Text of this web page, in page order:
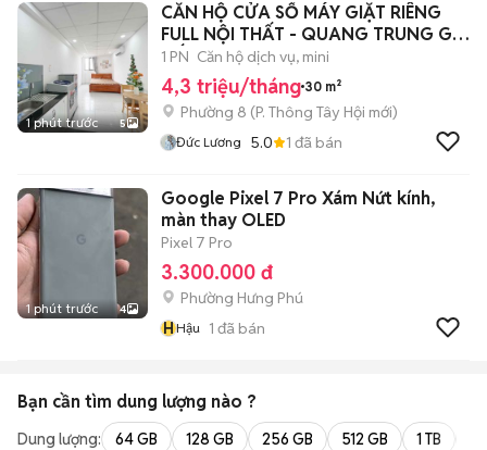
1 phút trước 5
CĂN HỘ CỬA SỔ MÁY GIẶT RIÊNG
FULL NỘI THẤT - QUANG TRUNG GÒ
VẤP
1 PN Căn hộ dịch vụ, mini
4,3 triệu/tháng 30 m²
Phường 8 (P. Thông Tây Hội mới)
Đức Lương 5.0 1 đã bán
1 phút trước 4
Google Pixel 7 Pro Xám Nứt kính,
màn thay OLED
Pixel 7 Pro
3.300.000 đ
Phường Hưng Phú
HHậu 1 đã bán
Bạn cần tìm dung lượng nào ?
Dung lượng: 64 GB 128 GB 256 GB 512 GB 1 TB